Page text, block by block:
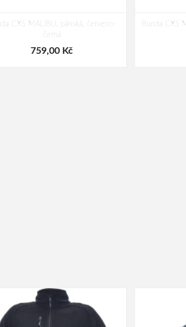
CXS MALIBU, pánská, červeno-
černá
759,00 Kč
Bunda CXS